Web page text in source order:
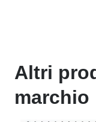
Altri
marchio